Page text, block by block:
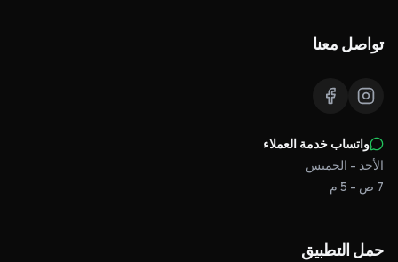
تواصل معنا
واتساب خدمة العملاء
الأحد - الخميس
7 ص - 5 م
حمل التطبيق